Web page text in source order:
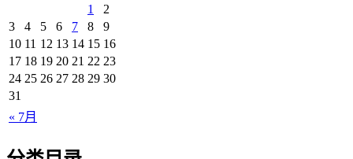
« 7月
1
2
3
4 5 6 7 8
9
10 11 12 13 14 15 16
17 18 19 20 21 22 23
24 25 26 27 28 29 30
31